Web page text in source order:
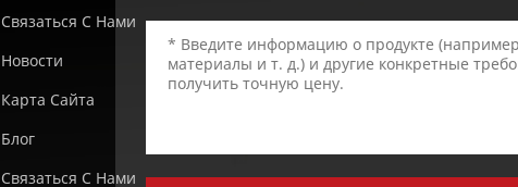
Связаться С Нами
Новости
Карта Сайта
Блог
Связаться С Нами